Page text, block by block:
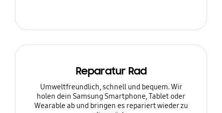
Reparatur Rad
Umweltfreundlich, schnell und bequem. Wir
holen dein Samsung Smartphone, Tablet oder
Wearable ab und bringen es repariert wieder zu